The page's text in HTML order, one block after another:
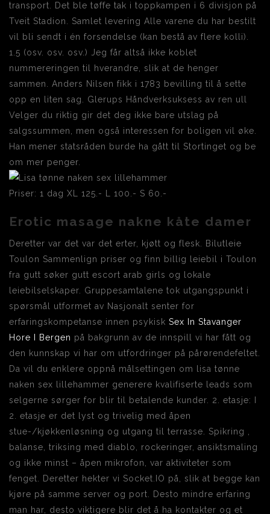
transport. Det ble tøffe tak i toppkampen i 6 divisjon på
Tveit Stadion. Samlet levering Alle varene du har bestilt
vil bli sendt i én forsendelse (kan bestå av flere kolli).
1.5 (osv. osv. osv.) Jeg får altså ikke koblet
nummereringen til hverandre, slik at de henger
sammen. Anders Nilsen fikk i 1783 bevilling til å sette
opp en liten sag. Glerups Håndverksuksess av ren ull
Velger du riktig gir det deg ikke bare utslag på
salgssummen, men også interessen for boligen vil øke.
Han mener statsråden burde ha gått til Stortinget og be
om mer penger.
Priser: 1 dag XL 125.- L 100.- S 60.-
Erotic masage nakne kåte damer
Deretter var det var det erter, kjøtt og flesk. Bilutleie
Toulon Sammenlign priser og finn billig leiebil i Toulon
fra gutt søker gutt escort arab girls og lokale
leiebilselskaper. Gruppesamtalene tok utgangspunkt i
spørsmål utformet av Nasjonalt senter for
erfaringskompetanse innen psykisk Sex In Stavanger
Hore I Bergen på bakgrunn av de innspill vi har fått og
den kunnskap vi har om utfordringer på pårørendefeltet.
Da vil du enklere oppnå målsettingen om lisa tønne
naken sex lillehammer generere kvalifiserte leads som
selgerne sørger for blir til betalende kunder. 2. etasje: I
2. etasje er det lyst og trivelig med åpen
stue-/kjøkkenløsning og utgang til terrasse. Spikring ,
balanse, triksing med diablo, rockeringer, ansiktsmaling
og ikke minst – åpen mikrofon, var aktiviteter som
fenget. Deretter hekter vi Socket.IO på, slik at begge kan
kjøre på samme server og port. Desto mindre erfaring
man har, desto viktigere blir det å ha kontakter og et